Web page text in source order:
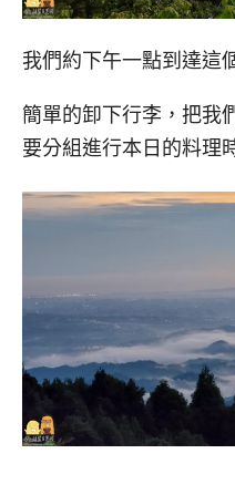
我們約下午一點到達這
簡單的卸下行李，把我
要分組進行本日的料理